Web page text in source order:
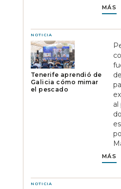
MÁS
NOTICIA
Tenerife aprendió de
Galicia cómo mimar
el pescado
al
MÁS
NOTICIA